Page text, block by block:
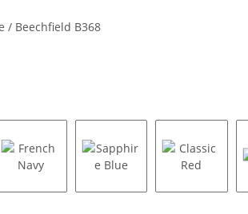
/ Beechfield B368